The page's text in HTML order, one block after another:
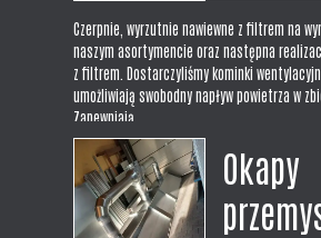
Czerpnie, wyrzutnie nawiewne z filtrem na
naszym asortymencie oraz następna
z filtrem. Dostarczyliśmy kominki
umożliwiają swobodny napływ powietrza w
Zapewniają...
Okapy